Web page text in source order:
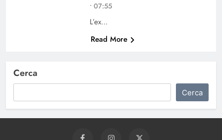
• 07:55
L’ex…
Read More
Cerca
Cerca